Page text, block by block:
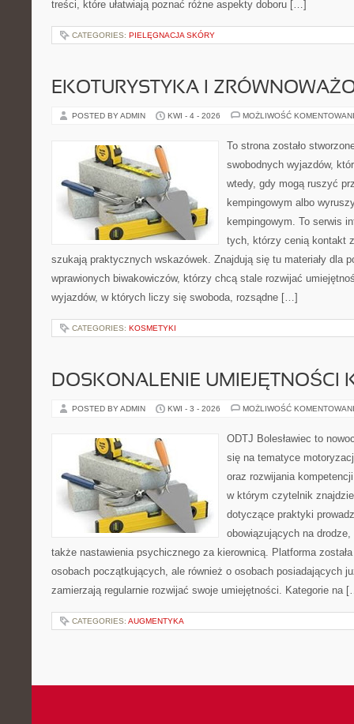
treści, które ułatwiają poznać różne aspekty doboru […]
CATEGORIES: PIELĘGNACJA SKÓRY
EKOTURYSTYKA I
POSTED BY ADMIN KWI - 4 - 2026 MOŻLIWOŚĆ
To strona zostało
swobodnych wyjazdów,
wtedy, gdy mogą ruszyć
kempingowym albo
kempingowym. To serwis
tych, którzy cenią kontakt
szukają praktycznych wskazówek. Znajdują się tu materiały dla
wprawionych biwakowiczów, którzy chcą stale rozwijać
wyjazdów, w których liczy się swoboda, rozsądne […]
CATEGORIES: KOSMETYKI
DOSKONALENIE UMIEJĘTNOŚCI
POSTED BY ADMIN KWI - 3 - 2026 MOŻLIWOŚĆ
ODTJ Bolesławiec to
się na tematyce
oraz rozwijania
w którym czytelnik
dotyczące praktyki
obowiązujących na
także nastawienia psychicznego za kierownicą. Platforma
osobach początkujących, ale również o osobach posiadających
zamierzają regularnie rozwijać swoje umiejętności. Kategorie na
CATEGORIES: AUGMENTYKA